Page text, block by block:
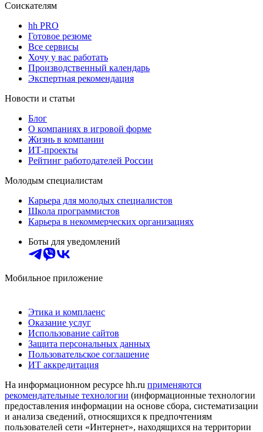
Соискателям
hh PRO
Готовое резюме
Все сервисы
Хочу у вас работать
Производственный календарь
Экспертная рекомендация
Новости и статьи
Блог
О компаниях в игровой форме
Жизнь в компании
ИТ-проекты
Рейтинг работодателей России
Молодым специалистам
Карьера для молодых специалистов
Школа программистов
Карьера в некоммерческих организациях
Боты для уведомлений
Мобильное приложение
Этика и комплаенс
Оказание услуг
Использование сайтов
Защита персональных данных
Пользовательское соглашение
ИТ аккредитация
На информационном ресурсе hh.ru применяются
рекомендательные технологии (информационные технологии
предоставления информации на основе сбора, систематизации
и анализа сведений, относящихся к предпочтениям
пользователей сети «Интернет», находящихся на территории